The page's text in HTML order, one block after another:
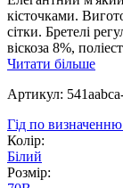
кісточками.
сітки. Бретелі
віскоза 8%,
Читати більше
Артикул:
Гід по визначенню
Колір:
Білий
Розмір: